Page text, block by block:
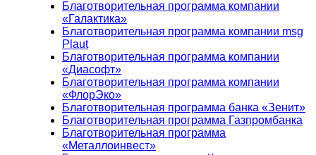
Благотворительная программа компании
«Галактика»
Благотворительная программа компании msg
Plaut
Благотворительная программа компании
«Диасофт»
Благотворительная программа компании
«ФлорЭко»
Благотворительная программа банка «Зенит»
Благотворительная программа Газпромбанка
Благотворительная программа
«Металлоинвест»